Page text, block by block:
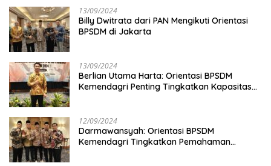
13/09/2024
Billy Dwitrata dari PAN Mengikuti Orientasi
BPSDM di Jakarta
13/09/2024
Berlian Utama Harta: Orientasi BPSDM
Kemendagri Penting Tingkatkan Kapasitas
12/09/2024
Darmawansyah: Orientasi BPSDM
Kemendagri Tingkatkan Pemahaman